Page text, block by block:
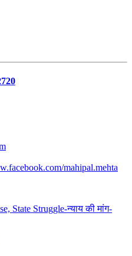
mahipal.mehta
State Struggle-न्याय की मांग-